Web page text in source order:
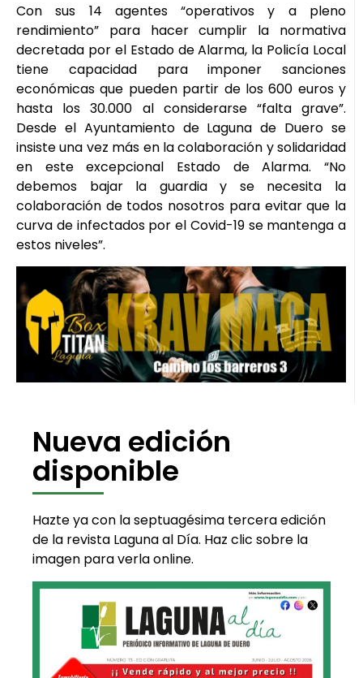
Con sus 14 agentes “operativos y a pleno
rendimiento” para hacer cumplir la normativa
decretada por el Estado de Alarma, la Policía Local
tiene capacidad para imponer sanciones
económicas que pueden partir de los 600 euros y
hasta los 30.000 al considerarse “falta grave”.
Desde el Ayuntamiento de Laguna de Duero se
insiste una vez más en la colaboración y solidaridad
en este excepcional Estado de Alarma. “No
debemos bajar la guardia y se necesita la
colaboración de todos nosotros para evitar que la
curva de infectados por el Covid-19 se mantenga a
estos niveles”.
Nueva edición
disponible
Hazte ya con la septuagésima tercera edición
de la revista Laguna al Día. Haz clic sobre la
imagen para verla online.